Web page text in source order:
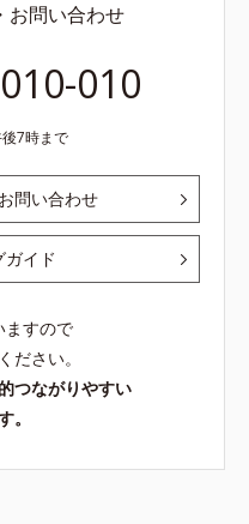
お問い合わせ
010
7時まで
問い合わせ
ガイド
ますので
ださい。
つながりやすい
。